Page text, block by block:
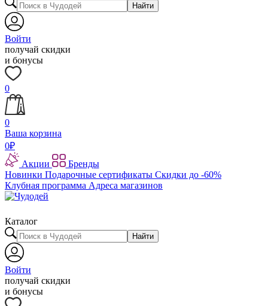
Найти
Войти
получай скидки
и бонусы
0
0
Ваша корзина
0₽
Акции
Бренды
Новинки Подарочные сертификаты Скидки до -60%
Клубная программа Адреса магазинов
Каталог
Найти
Войти
получай скидки
и бонусы